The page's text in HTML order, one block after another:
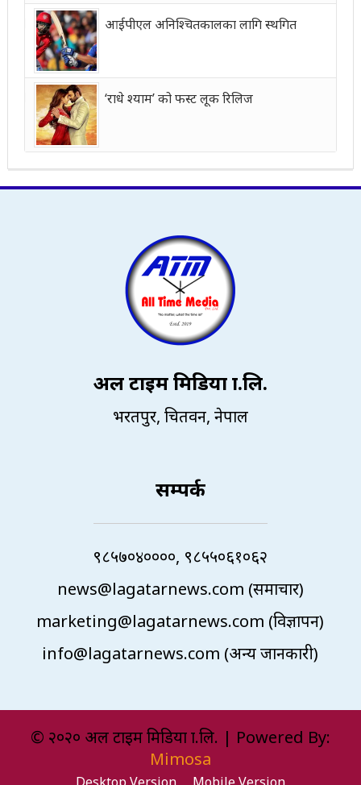
आईपीएल अनिश्चितकालका लागि स्थगित
‘राधे श्याम’ को फस्ट लूक रिलिज
अल टाइम मिडिया प्रा.लि.
भरतपुर, चितवन, नेपाल
सम्पर्क
९८५७०४००००, ९८५५०६१०६२
news@lagatarnews.com (समाचार)
marketing@lagatarnews.com (विज्ञापन)
info@lagatarnews.com (अन्य जानकारी)
© २०२० अल टाइम मिडिया प्रा.लि. | Powered By:
Mimosa